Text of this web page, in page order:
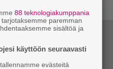
88 teknologiakumppania
paremman
sisältöä ja
käyttöön seuraavasti
evästeitä